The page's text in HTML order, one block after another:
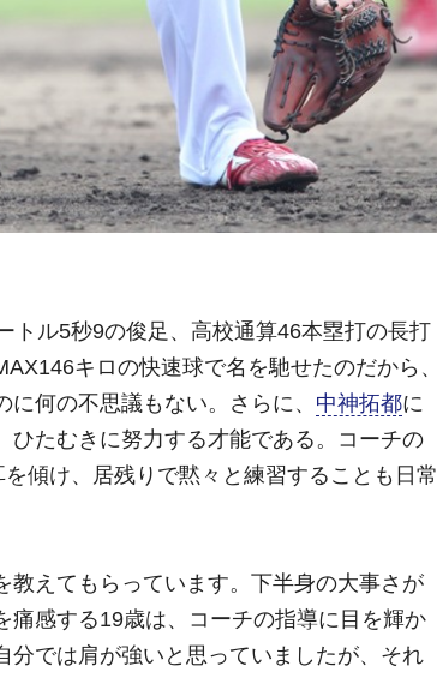
ル5秒9の俊足、高校通算46本塁打の長打
キロの快速球で名を馳せたのだから、
何の不思議もない。さらに、 中神拓都に
ひたむきに努力する才能である。コーチの
傾け、居残りで黙々と練習することも日常
教えてもらっています。下半身の大事さが
痛感する19歳は、コーチの指導に目を輝か
分では肩が強いと思っていましたが、それ